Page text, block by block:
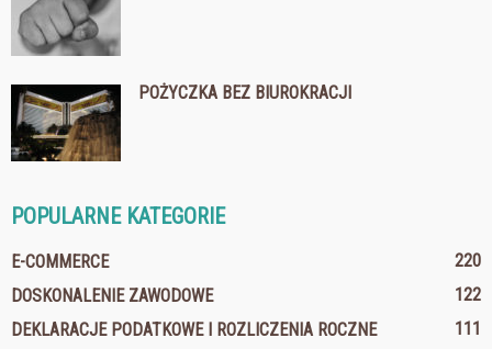
POŻYCZKA BEZ BIUROKRACJI
POPULARNE KATEGORIE
E-COMMERCE
220
DOSKONALENIE ZAWODOWE
122
DEKLARACJE PODATKOWE I ROZLICZENIA ROCZNE
111